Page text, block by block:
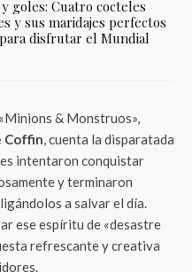
goles: Cuatro cocteles
y sus maridajes perfectos
disfrutar el Mundial
& Monstruos»,
Coffin, cuenta la disparatada
intentaron conquistar
y terminaron
a salvar el día.
ese espíritu de «desastre
refrescante y creativa